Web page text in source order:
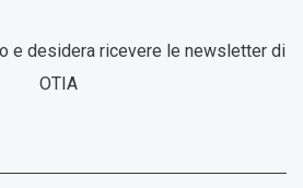
e desidera ricevere le newsletter di
OTIA